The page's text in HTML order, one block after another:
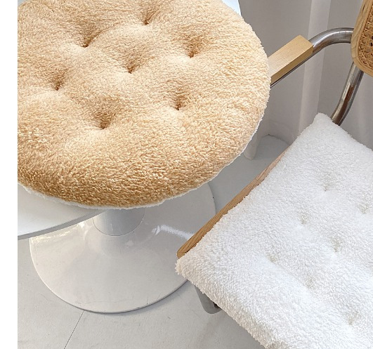
絡購買商品的店家。未經
先享後付繳納相關費用。
※ 交易是否成功請以「
是否繳費成功／繳費後需
付客戶支援中心」
https://
【注意事項】
１．透過由恩沛科技股份
交易，需依本服務之必要
求債權轉讓予恩沛科技股
２．關於個人資料處理事
https://aftee.tw/terms/
３．未成年的使用者請事
「AFTEE先享後付」，若
任。
４．使用「AFTEE先享後
即時審查核予不同之上限
結果請求用戶進行身份認
５．嚴禁一人註冊多個帳
形，恩沛科技股份有限公
動。
每筆NT$80，滿
付款後萊爾富取貨
每筆NT$80，滿
離島取貨加價40
每筆NT$80，滿
付款後7-11取貨
每筆NT$80，滿
宅配
每筆NT$100，滿
海外宅配